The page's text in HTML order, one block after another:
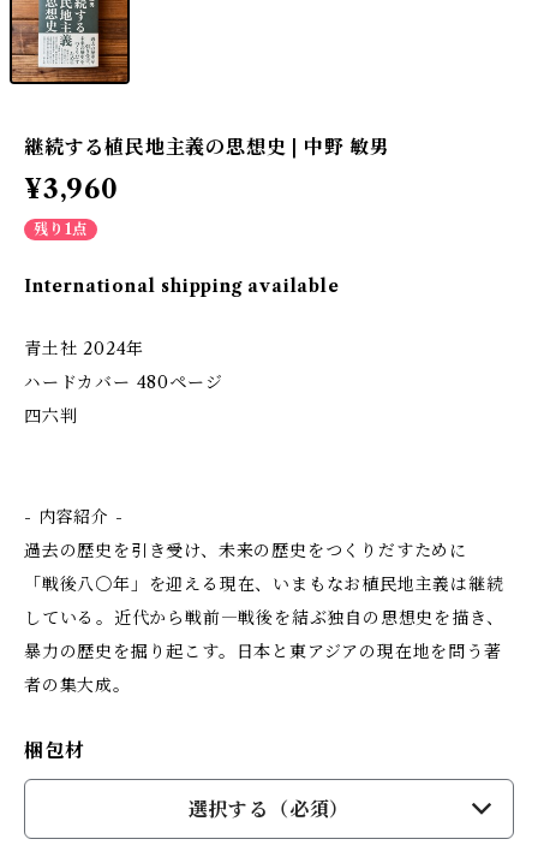
継続する植民地主義の思想史 | 中野 敏男
¥3,960
残り1点
International shipping available
青土社 2024年
ハードカバー 480ページ
四六判
- 内容紹介 -
過去の歴史を引き受け、未来の歴史をつくりだすために
「戦後八〇年」を迎える現在、いまもなお植民地主義は継続
している――。近代から戦前―戦後を結ぶ独自の思想史を描き、
暴力の歴史を掘り起こす。日本と東アジアの現在地を問う著
者の集大成。
梱包材
選択する（必須）